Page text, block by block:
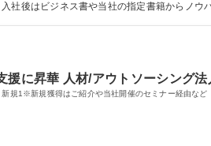
後はビジネス書や当社の指定書籍からノウ
援に昇華 人材/アウトソーシング法
規1※新規獲得はご紹介や当社開催のセミナー経由など